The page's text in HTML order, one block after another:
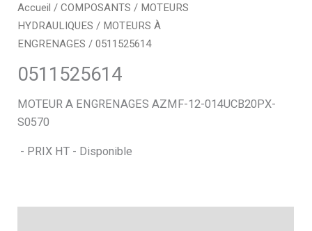
r
c
h
Accueil /COMPOSANTS / MOTEURS
HYDRAULIQUES / MOTEURS À
ENGRENAGES / 0511525614
0511525614
MOTEUR A ENGRENAGES AZMF-12-014UCB20PX-
S0570
- PRIX HT - Disponible